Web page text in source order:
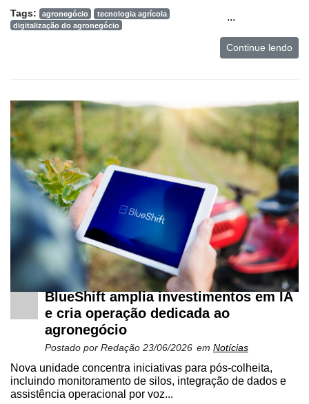
...
Tags: agronegócio
tecnologia agrícola
digitalização do agronegócio
Continue lendo
BlueShift amplia investimentos em IA
e cria operação dedicada ao
agronegócio
Postado por Redação 23/06/2026 em Notícias
Nova unidade concentra iniciativas para pós-colheita,
incluindo monitoramento de silos, integração de dados e
assistência operacional por voz...